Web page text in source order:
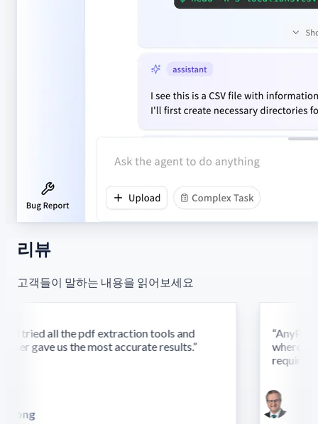
리뷰
고객들이 말하는 내용을 읽어보세요
tried all the pdf extraction tools and
gave us the most accurate results.”
where
require